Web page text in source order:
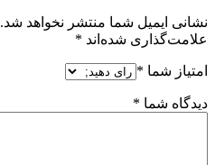
نشانی ایمیل شما منتشر نخواهد شد.
علامت‌گذاری شده‌اند *
امتیاز شما *
دیدگاه شما *